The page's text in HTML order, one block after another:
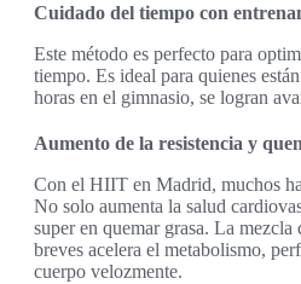
Cuidado del tiempo con
Este método es perfecto para
tiempo. Es ideal para quienes
horas en el gimnasio, se logran
Aumento de la resistencia y
Con el HIIT en Madrid, muchos
No solo aumenta la salud
super en quemar grasa. La
breves acelera el metabolismo,
cuerpo velozmente.